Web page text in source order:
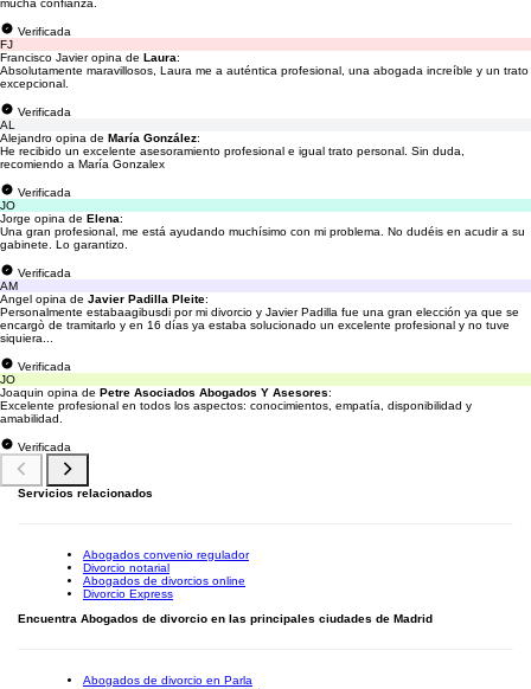
Verificada
FJ
Francisco Javier opina de Laura:
Absolutamente maravillosos, Laura me a auténtica profesional, una abogada increíble y un trato
excepcional.
Verificada
AL
Alejandro opina de María González:
He recibido un excelente asesoramiento profesional e igual trato personal. Sin duda,
recomiendo a María Gonzalex
Verificada
JO
Jorge opina de Elena:
Una gran profesional, me está ayudando muchísimo con mi problema. No dudéis en acudir a su
gabinete. Lo garantizo.
Verificada
AM
Angel opina de Javier Padilla Pleite:
Personalmente estabaagibusdi por mi divorcio y Javier Padilla fue una gran elección ya que se
encargò de tramitarlo y en 16 días ya estaba solucionado un excelente profesional y no tuve
siquiera...
Verificada
JO
Joaquin opina de Petre Asociados Abogados Y Asesores:
Excelente profesional en todos los aspectos: conocimientos, empatía, disponibilidad y
amabilidad.
Verificada
Servicios relacionados
Abogados convenio regulador
Divorcio notarial
Abogados de divorcios online
Divorcio Express
Encuentra Abogados de divorcio en las principales ciudades de Madrid
Abogados de divorcio en Parla